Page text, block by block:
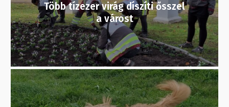
Több tízezer virág díszíti ősszel
a várost